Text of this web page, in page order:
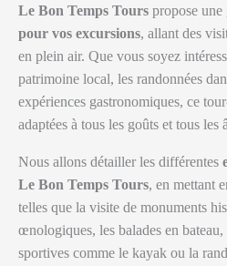
Le Bon Temps Tours propose une
pour vos excursions, allant des
en plein air. Que vous soyez
patrimoine local, les randonnées
expériences gastronomiques, ce
adaptées à tous les goûts et tous les
Nous allons détailler les différentes
Le Bon Temps Tours, en mettant
telles que la visite de monuments
œnologiques, les balades en
sportives comme le kayak ou la